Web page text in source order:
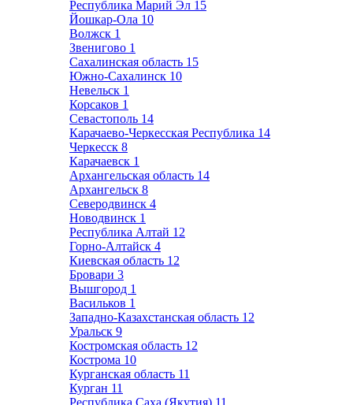
Республика Марий Эл 15
Йошкар-Ола 10
Волжск 1
Звенигово 1
Сахалинская область 15
Южно-Сахалинск 10
Невельск 1
Корсаков 1
Севастополь 14
Карачаево-Черкесская Республика 14
Черкесск 8
Карачаевск 1
Архангельская область 14
Архангельск 8
Северодвинск 4
Новодвинск 1
Республика Алтай 12
Горно-Алтайск 4
Киевская область 12
Бровари 3
Вышгород 1
Васильков 1
Западно-Казахстанская область 12
Уральск 9
Костромская область 12
Кострома 10
Курганская область 11
Курган 11
Республика Саха (Якутия) 11